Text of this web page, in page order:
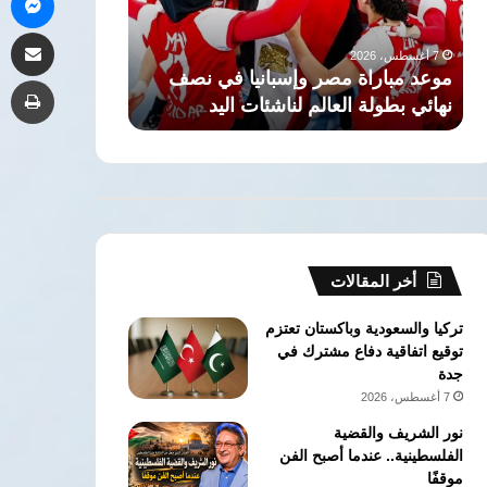
نصف
نهائي
بطولة
العالم
لناشئات
اليد
7 أغسطس، 2026
موعد مباراة مصر وإسبانيا في نصف
نهائي بطولة العالم لناشئات اليد
تغويز
بطاقة
مليون
مصر تعزز
قدم مكعبة
أخر المقالات
تركيا والسعودية وباكستان تعتزم
توقيع اتفاقية دفاع مشترك في
جدة
7 أغسطس، 2026
نور الشريف والقضية
الفلسطينية.. عندما أصبح الفن
موقفًا